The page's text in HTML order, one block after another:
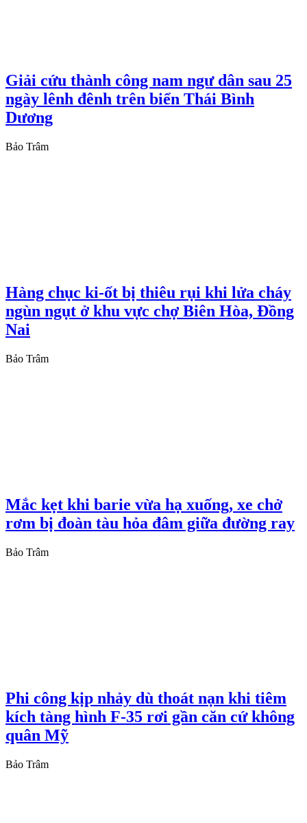
Giải cứu thành công nam ngư dân sau 25
ngày lênh đênh trên biển Thái Bình
Dương
Bảo Trâm
Hàng chục ki-ốt bị thiêu rụi khi lửa cháy
ngùn ngụt ở khu vực chợ Biên Hòa, Đồng
Nai
Bảo Trâm
Mắc kẹt khi barie vừa hạ xuống, xe chở
rơm bị đoàn tàu hỏa đâm giữa đường ray
Bảo Trâm
Phi công kịp nhảy dù thoát nạn khi tiêm
kích tàng hình F-35 rơi gần căn cứ không
quân Mỹ
Bảo Trâm